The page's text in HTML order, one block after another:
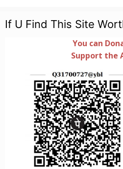
If U Find This Site